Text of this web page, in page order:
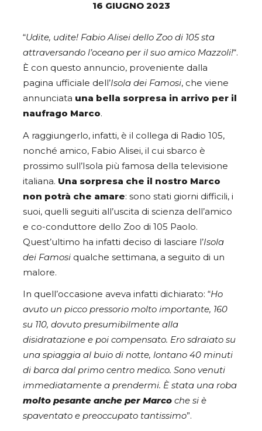
16 GIUGNO 2023
“Udite, udite! Fabio Alisei dello Zoo di 105 sta
attraversando l’oceano per il suo amico Mazzoli!“.
È con questo annuncio, proveniente dalla
pagina ufficiale dell’Isola dei Famosi, che viene
annunciata una bella sorpresa in arrivo per il
naufrago Marco.
A raggiungerlo, infatti, è il collega di Radio 105,
nonché amico, Fabio Alisei, il cui sbarco è
prossimo sull’Isola più famosa della televisione
italiana. Una sorpresa che il nostro Marco
non potrà che amare: sono stati giorni difficili, i
suoi, quelli seguiti all’uscita di scienza dell’amico
e co-conduttore dello Zoo di 105 Paolo.
Quest’ultimo ha infatti deciso di lasciare l’Isola
dei Famosi qualche settimana, a seguito di un
malore.
In quell’occasione aveva infatti dichiarato: “Ho
avuto un picco pressorio molto importante, 160
su 110, dovuto presumibilmente alla
disidratazione e poi compensato. Ero sdraiato su
una spiaggia al buio di notte, lontano 40 minuti
di barca dal primo centro medico. Sono venuti
immediatamente a prendermi. È stata una roba
molto pesante anche per Marco che si è
spaventato e preoccupato tantissimo”.